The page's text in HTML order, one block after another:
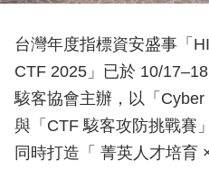
台灣年度指標資安盛事「
CTF 2025」已於 10/
駭客協會主辦，以「Cyber
與「CTF 駭客攻防挑戰賽
同時打造「 菁英人才培育